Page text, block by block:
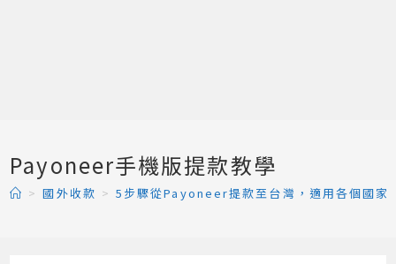
Payoneer手機版提款教學
> 國外收款 > 5步驟從Payoneer提款至台灣，適用各個國家